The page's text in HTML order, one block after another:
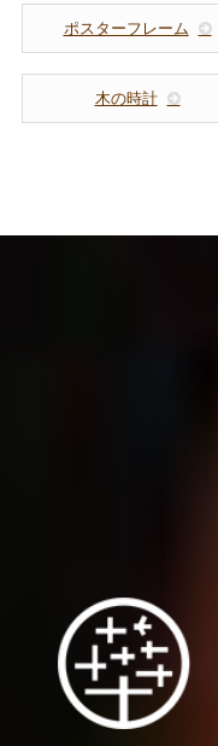
ポスターフレーム
木の時計